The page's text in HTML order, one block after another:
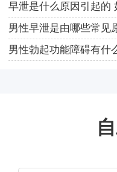
早泄是什么原因引起的
男性早泄是由哪些常见
男性勃起功能障碍有什